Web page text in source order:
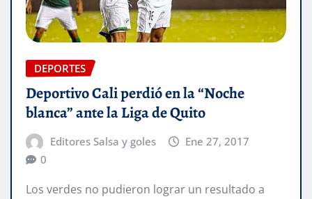
DEPORTES
Deportivo Cali perdió en la “Noche
blanca” ante la Liga de Quito
Editores Salsa y goles
Ene 27, 2017
0
Los verdes no pudieron lograr un resultado a